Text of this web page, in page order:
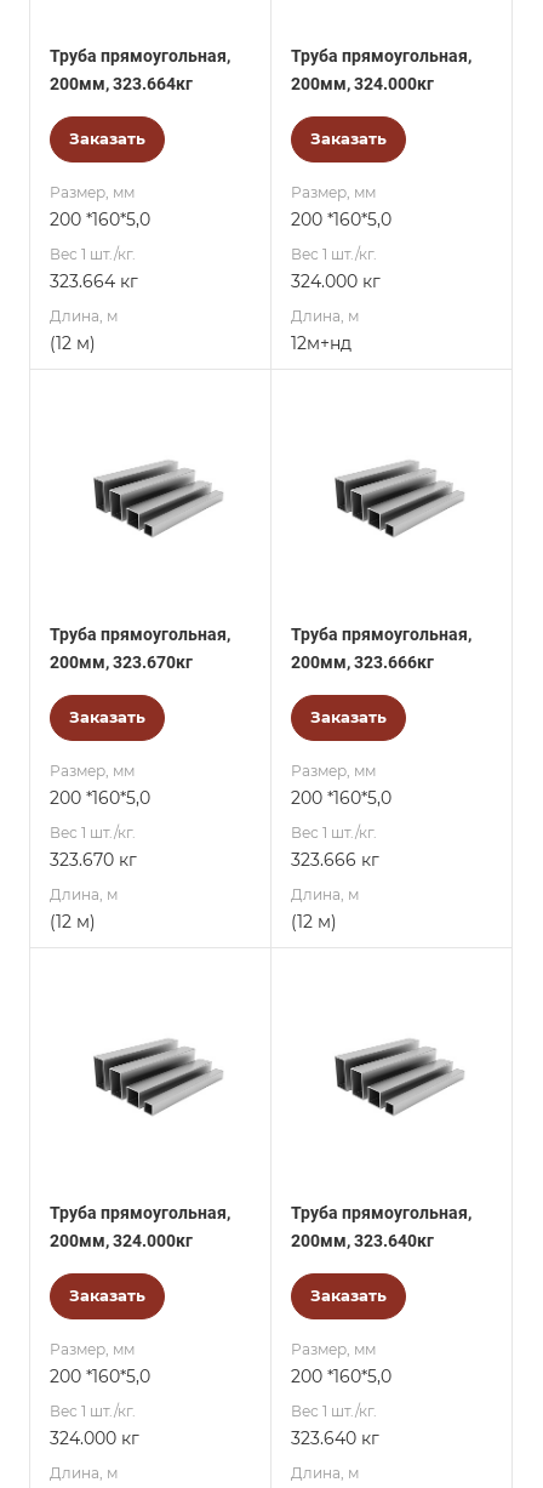
Труба прямоугольная,
200мм, 323.664кг
Заказать
Размер, мм
200 *160*5,0
Вес 1 шт./кг.
323.664 кг
Длина, м
(12 м)
Труба прямоугольная,
200мм, 324.000кг
Заказать
Размер, мм
200 *160*5,0
Вес 1 шт./кг.
324.000 кг
Длина, м
12м+нд
Труба прямоугольная,
200мм, 323.670кг
Заказать
Размер, мм
200 *160*5,0
Вес 1 шт./кг.
323.670 кг
Длина, м
(12 м)
Труба прямоугольная,
200мм, 323.666кг
Заказать
Размер, мм
200 *160*5,0
Вес 1 шт./кг.
323.666 кг
Длина, м
(12 м)
Труба прямоугольная,
200мм, 324.000кг
Заказать
Размер, мм
200 *160*5,0
Вес 1 шт./кг.
324.000 кг
Длина, м
Труба прямоугольная,
200мм, 323.640кг
Заказать
Размер, мм
200 *160*5,0
Вес 1 шт./кг.
323.640 кг
Длина, м